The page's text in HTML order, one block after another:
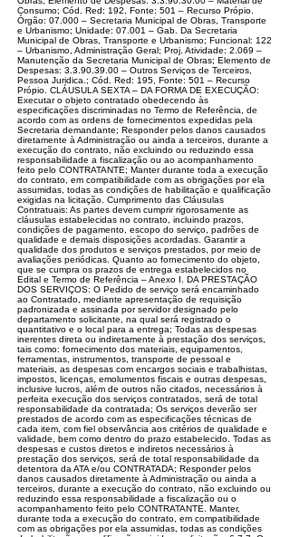
Consumo; Cód. Red: 192, Fonte: 501 – Recurso Própio.
Órgão: 07.000 – Secretaria Municipal de Obras, Transporte
e Urbanismo; Unidade: 07.001 – Gab. Da Secretaria
Municipal de Obras, Transporte e Urbanismo; Funcional: 122
– Urbanismo, Administração Geral; Proj. Atividade: 2.069 –
Manutenção da Secretaria Municipal de Obras; Elemento de
Despesas: 3.3.90.39.00 – Outros Serviços de Terceiros, Pessoa Juridica.; Cód. Red: 195, Fonte: 501 – Recurso Própio. CLÁUSULA SEXTA – DA FORMA DE EXECUÇÃO: Executar o objeto contratado obedecendo às especificações discriminadas no Termo de Referência, de acordo com as ordens de fornecimentos expedidas pela Secretaria demandante; Responder pelos danos causados diretamente à Administração ou ainda a terceiros, durante a execução do contrato, não excluindo ou reduzindo essa responsabilidade a fiscalização ou ao acompanhamento feito pelo CONTRATANTE; Manter durante toda a execução do contrato, em compatibilidade com as obrigações por ela assumidas, todas as condições de habilitação e qualificação exigidas na licitação. Cumprimento das Cláusulas Contratuais: As partes devem cumprir rigorosamente as cláusulas estabelecidas no contrato, incluindo prazos, condições de pagamento, escopo do serviço, padrões de qualidade e demais disposições acordadas. Garantir a qualidade dos produtos e serviços prestados, por meio de avaliações periódicas. Quanto ao fornecimento do objeto, que se cumpra os prazos de entrega estabelecidos no Edital e Termo de Referência – Anexo I. DA PRESTAÇÃO DOS SERVIÇOS: O Pedido de serviço será encaminhado ao Contratado, mediante apresentação de requisição padronizada e assinada por servidor designado pelo departamento solicitante, na qual será registrado o quantitativo e o local para a entrega; Todas as despesas inerentes direta ou indiretamente à prestação dos serviços, tais como: fornecimento dos materiais, equipamentos, ferramentas, instrumentos, transporte de pessoal e materiais, as despesas com encargos sociais e trabalhistas, impostos, licenças, emolumentos fiscais e outras despesas, inclusive lucros, além de outros não citados, necessários à perfeita execução dos serviços contratados, será de total responsabilidade da contratada; Os serviços deverão ser prestados de acordo com as especificações técnicas de cada item, com fiel observância aos critérios de qualidade e validade, bem como dentro do prazo estabelecido. Todas as despesas e custos diretos e indiretos necessários à prestação dos serviços, será de total responsabilidade da detentora da ATA e/ou CONTRATADA; Responder pelos danos causados diretamente à Administração ou ainda a terceiros, durante a execução do contrato, não excluindo ou reduzindo essa responsabilidade a fiscalização ou o acompanhamento feito pelo CONTRATANTE. Manter, durante toda a execução do contrato, em compatibilidade com as obrigações por ela assumidas, todas as condições de habilitação e qualificação exigidas na licitação. 6.7.7. O Município de Acrelândia através da Comissão Permanente de Licitações – CPL adotará o seguinte critério de procedimento durante a vigência do Contrato: Emitirá Ordem de Fornecimento para aquisição dos produtos e/ou serviços solicitados, onde constará a quantidade, o produto, incluindo o responsável pelo recebimento e data da emissão. Cópia da Ordem de Fornecimento será remetida ao Setor requisitante para acompanhar o fornecimento dos produtos e/ou serviços dentro dos prazos contratados. O Setor requisitante emitirá a certificação de aceite das encomendas solicitadas. Este aceite será parte do ajuste a ser feito quando do pagamento da fatura. Caso ocorram irregularidades na prestação dos serviços, serão adotados os seguintes procedimentos: d.1). Será emitido na Ordem de Compra o motivo da irregularidade apresentada pelo fornecedor. d.2). Caso ocorram 5 (cinco) irregularidades durante a vigência da Ata e/ou Contrato, o Município notificará o fornecedor sobre os fatos decorrentes e apontados pelas Secretarias requisitantes. d.3). Tendo sido notificado e o fornecedor incorrer novamente no descumprimento das cláusulas listadas, imediatamente será cancelado o registro de preços, sendo adotadas as medidas listadas nos itens descritos no Item do Edital. CLÁUSULA SÉTIMA – DA VIGÊNCIA CONTRATUAL: 7.1 O prazo de vigência do presente contrato de prestação de serviços será até 15/05/2027, a contar da data de sua assinatura, podendo ser prorrogado na forma legal. CLÁUSULA OITAVA – OBRIGAÇÕES DA CONTRATADA: 8.1 A CONTRATADA responderá civil e criminalmente por todos os danos que venha, direta ou indiretamente, provocar ou causar para a CONTRATANTE e/ou para terceiros, devendo entregar os objetos deste CONTRATO de acordo com os termos pactuados, em estrita obediência à legislação vigente. § 1º. Fica a CONTRATADA responsável por todos os custos diretos e indiretos relativos à execução do objeto deste CONTRATO, inclusive despesas com materiais, transportes, 8.2 frete, mão de obra, remunerações, bem como todos os encargos sociais, trabalhistas, previdenciários, securitários e tributários, ou quaisquer outros custos e encargos decorrentes, ou que venham a ser devidos em razão da avença. § 2º. Deve a CONTRATADA manter durante toda a execução do contrato, em compatibilidade com as obrigações assumidas, todas as condições de habilitação e qualificação exigidas na licitação. Cumprir todas as obrigações de execução dos serviços descritas no Edital e Termo de Referência – Anexo I do Edital, que passa a fazer parte deste Contrato. 11.1. O contrato deverá ser executado fielmente pelas partes, de acordo com as cláusulas avençadas e as normas da Lei nº 14.133/2021, e cada parte responderá pelas consequências de sua inexecução total ou parcial. 11.2. Em caso de impedimento, ordem de paralisação ou suspensão do contrato, o cronograma de execução será prorrogado automaticamente pelo tempo correspondente, anotadas tais circunstâncias mediante simples apostila. 11.3. As comunicações entre o órgão ou entidade e a contratada devem ser realizadas por escrito sempre que o ato exigir tal formalidade, admitindo-se o uso de mensagem eletrônica para esse fim. 11.4. O órgão poderá convocar representante da empresa para adoção de providências que devam ser cumpridas de imediato. 11.5. Após a assinatura do contrato ou instrumento equivalente, o órgão ou entidade poderá convocar o representante da empresa contratada para reunião inicial para apresentação do plano de fiscalização, que conterá informações acerca das obrigações contratuais, dos mecanismos de fiscalização, das estratégias para execução do objeto, do plano complementar de execução da contratada, quando houver, do método de aferição dos resultados e das sanções aplicáveis, dentre outros. 11.6. PREPOSTO: 11.7. A Contratante poderá recusar, desde que justificadamente, a indicação ou a manutenção do preposto da empresa, hipótese em que a Contratada designará outro para o exercício da atividade. 11.8. FISCAL DO CONTRATO DESIGNADO, SERÁ O SERVIDOR MARCELO OLIVEIRA DO NASCIMENTO NOMEADO ATRAVÉS DA PORTARIA Nº 171/2026. 11.9 São atribuições do fiscal de contratos, sem prejuízo das demais previstas no Manual de Gestão e Fiscalização dos Contratos Administrativos: 11.10. Conhecer o inteiro teor do Edital e seus anexos ou da Ata de Registro de Preços, do Instrumento Contratual, seus anexos e eventuais aditivos/apostilamentos; 11.11. Avaliar a quantidade e a qualidade dos serviços executados ou dos bens entregues; 11.12. Atestar, em documento hábil, o fornecimento ou a entrega de bens permanentes ou de consumo e a prestação do serviço, após conferência prévia do objeto contratado; 11.13. No caso de serviços, controlar a efetividade e eficácia da sua execução em estrita observância ao estabelecido no contrato (especificações e normas técnicas, por exemplo), solicitando a correção de eventuais vícios, imperfeições, deficiências e/ou omissões; 11.14. No caso de compras, acompanhar a entrega dos bens, verificando sua quantidade e qualidade; 6.15. Registrar todas as ocorrências havidas durante o período de execução do contrato, em livro próprio; 11.16. Observar os prazos contratuais para a regularização de eventuais falhas e, no caso da inexistência de sua previsão, estabelecer juntamente com o Gestor de Contrato, prazo razoável para medida saneadora. 11.17. Conhecer suas atribuições e responsabilidades para o exercício das atividades de fiscalização; 11.18. Assegurar-se do cumprimento integral das obrigações contratuais assumidas pela contratada; 11.19. Apresentar, periodicamente ou quando solicitado, relatório circunstanciado de acompanhamento da execução do serviço, da entrega do material ou do bem, que deverá ser instruído com registros fotográficos e demais documentos probatórios, quando for o caso; 11.20. Acompanhar rotineiramente a execução dos serviços contratados, assim como conferir se os materiais ou bens requisitados foram entregues em perfeitos estado e nas mesmas condições e características pactuadas; 11.21. Atuar em tempo hábil na solução dos problemas que – porventura – venham a ocorrer ao longo da execução contratual, desde que não ultrapassem suas competências; 11.22. Encaminhar as questões que ultrapassarem suas atribuições ao Gestor do Contrato; 10.23. Providenciar, sempre por escrito, a obtenção de esclarecimentos, auxílio ou suporte técnico para aqueles casos em que tiver dúvidas sobre a providência a ser adotada. 11.24. Indicar, em nota técnica, a necessidade de eventuais descontos a serem realizados no valor mensal dos serviços, por meio de glosas que serão escritas no verso da nota ou documento equivalente; 11.25. Cientificar o gestor do contrato e também o Ordenador de Despesas do órgão/entidade contratante da possibilidade de não conclusão do objeto na data pactuada, com as devidas justificativas; 6.26. Realizar, juntamente com a contratada, as medições dos serviços nas datas estabelecidas, antes de atestar as respectivas notas fiscais; 11.27. Reportar-se sempre ao preposto da contratada, não devendo, em hipótese alguma, dar ordens diretamente aos seus empregados; 11.28. Emitir atestados ou certidões de avaliação dos serviços prestados; 11.29. Emitir atestado ou certidão de realização de serviços, total ou parcial; 11.30. Controlar a medição do serviço executado, aprovando somente a medição dos servidos efetivamente realizados; 11.3